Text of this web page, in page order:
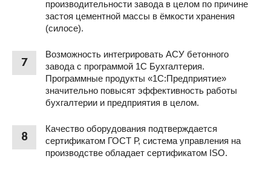
производительности завода в целом по причине
застоя цементной массы в ёмкости хранения
(силосе).
7
Возможность интегрировать АСУ бетонного
завода с программой 1С Бухгалтерия.
Программные продукты «1С:Предприятие»
значительно повысят эффективность работы
бухгалтерии и предприятия в целом.
8
Качество оборудования подтверждается
сертификатом ГОСТ Р, система управления на
производстве обладает сертификатом ISO.